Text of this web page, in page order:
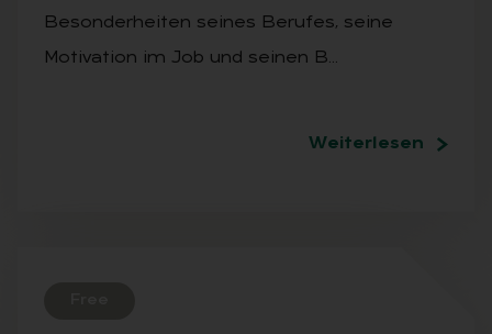
Besonderheiten seines Berufes, seine
Motivation im Job und seinen B…
Weiterlesen